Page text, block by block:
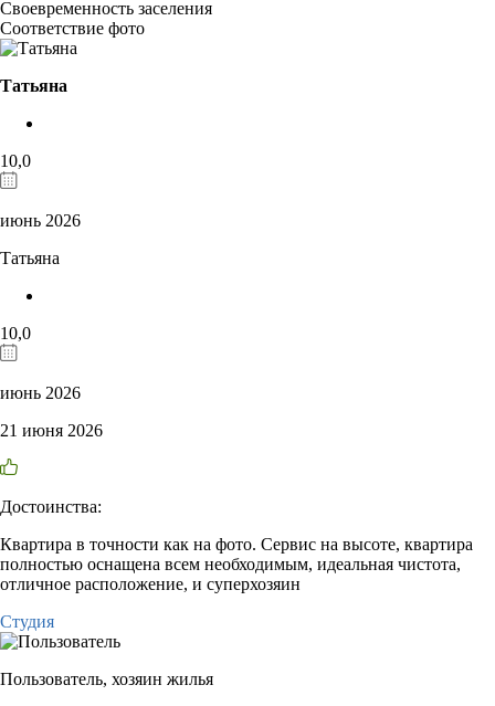
Своевременность заселения
Соответствие фото
Татьяна
10,0
июнь 2026
Татьяна
10,0
июнь 2026
21 июня 2026
Достоинства:
Квартира в точности как на фото. Сервис на высоте, квартира
полностью оснащена всем необходимым, идеальная чистота,
отличное расположение, и суперхозяин
Студия
Пользователь, хозяин жилья